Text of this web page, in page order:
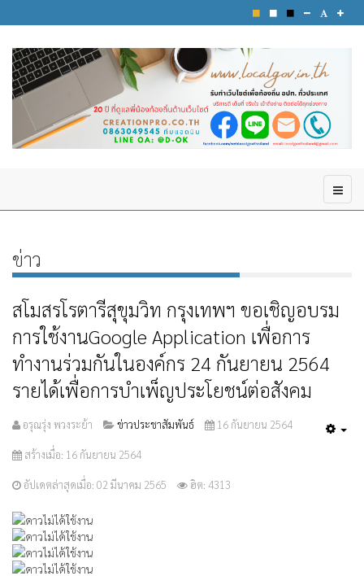
ข่าว
สโมสรโรตารีสุขุมวิท กรุงเทพฯ ขอเชิญอบรม
การใช้งานGoogle Application เพื่อการ
ทำงานร่วมกันในองค์กร 24 กันยายน 2564
รายได้เพื่อการบำเพ็ญประโยชน์ต่อสังคม
อรุณรุ่ง พวงระย้า ข่าวประชาสัมพันธ์ 16 กันยายน 2564
สร้างเมื่อ: 16 กันยายน 2564
อัปเดตล่าสุดเมื่อ: 02 มีนาคม 2565 ฮิต: 4313